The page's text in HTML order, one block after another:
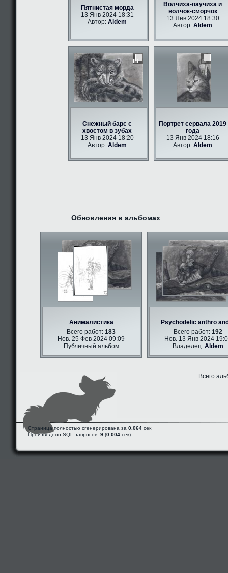
Пятнистая морда
13 Янв 2024 18:31
Автор:Aldem
Волчиха-паучиха и
волчок-сморчок
13 Янв 2024 18:30
Автор:Aldem
Снежный барс с
хвостом в зубах
13 Янв 2024 18:20
Автор:Aldem
Портрет сервала 2019
года
13 Янв 2024 18:16
Автор:Aldem
Обновления в альбомах
Анималистика
Всего работ:183
Нов. 25 Фев 2024 09:09
Публичный альбом
Psychodelic anthro
Всего работ:192
Нов. 13 Янв 2024
Владелец:Aldem
Всего
Страница полностью сгенерирована за 0.064 сек.
Произведено SQL запросов: 9 (0.004 сек).